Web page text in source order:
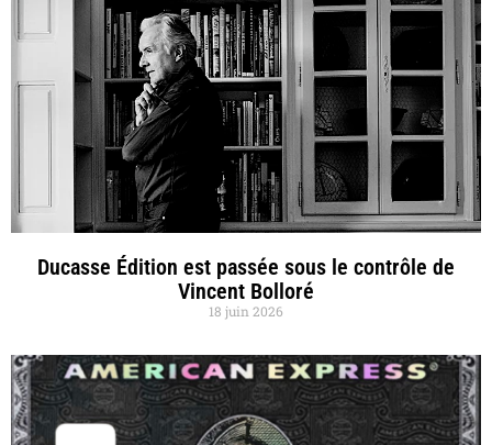
Ducasse Édition est passée sous le contrôle de
Vincent Bolloré
18 juin 2026